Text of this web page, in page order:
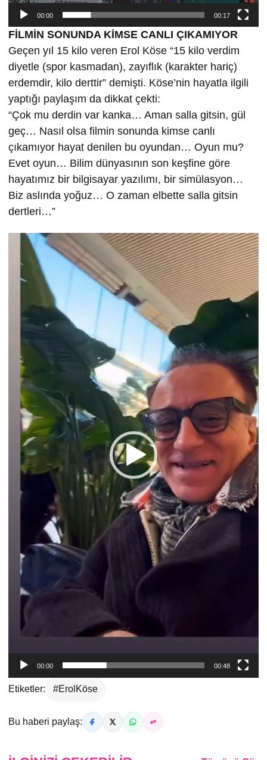
00:00 00:17
FİLMİN SONUNDA KİMSE CANLI ÇIKAMIYOR
Geçen yıl 15 kilo veren Erol Köse “15 kilo verdim
diyetle (spor kasmadan), zayıflık (karakter hariç)
erdemdir, kilo derttir” demişti. Köse’nin hayatla ilgili
yaptığı paylaşım da dikkat çekti:
“Çok mu derdin var kanka… Aman salla gitsin, gül
geç… Nasıl olsa filmin sonunda kimse canlı
çıkamıyor hayat denilen bu oyundan… Oyun mu?
Evet oyun… Bilim dünyasının son keşfine göre
hayatımız bir bilgisayar yazılımı, bir simülasyon…
Biz aslında yoğuz… O zaman elbette salla gitsin
dertleri…”
Video
oynatıcı
00:00 00:48
Etiketler: #ErolKöse
Bu haberi paylaş: